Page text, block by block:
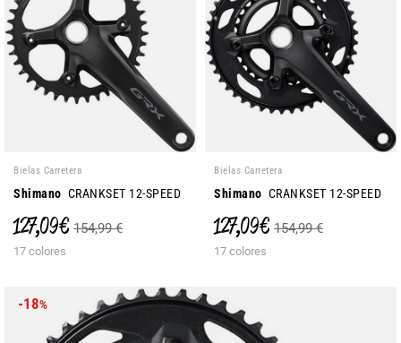
Bielas Carretera
Shimano CRANKSET 12-SPEED
127,09 € 154,99 €
17 colores
Bielas Carretera
Shimano CRANKSET 12-SPEED
127,09 € 154,99 €
17 colores
-18%